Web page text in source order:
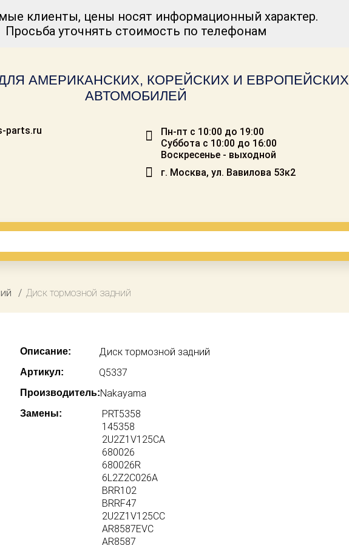
клиенты, цены носят информационный характер.
Просьба уточнять стоимость по телефонам
АМЕРИКАНСКИХ, КОРЕЙСКИХ И ЕВРОПЕЙСКИХ
АВТОМОБИЛЕЙ
parts.ru
Пн-пт с 10:00 до 19:00
Суббота с 10:00 до 16:00
Воскресенье - выходной
г. Москва, ул. Вавилова 53к2
Диск тормозной задний
Описание: Диск тормозной задний
Артикул: Q5337
Производитель:Nakayama
Замены:
PRT5358
145358
2U2Z1V125CA
680026
680026R
6L2Z2C026A
BRR102
BRRF47
2U2Z1V125CC
AR8587EVC
AR8587